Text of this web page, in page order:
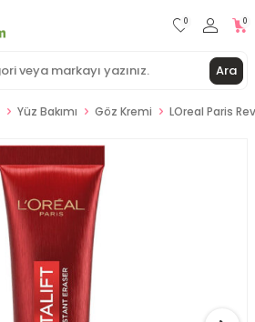
Ara
0 0
Yüz Bakımı Göz Kremi LOreal Paris